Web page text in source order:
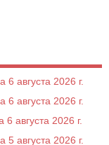
августа 2026 г.
августа 2026 г.
августа 2026 г.
августа 2026 г.